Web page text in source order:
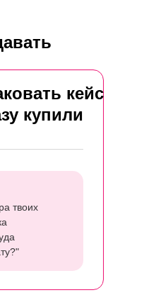
кейс
купили
твоих